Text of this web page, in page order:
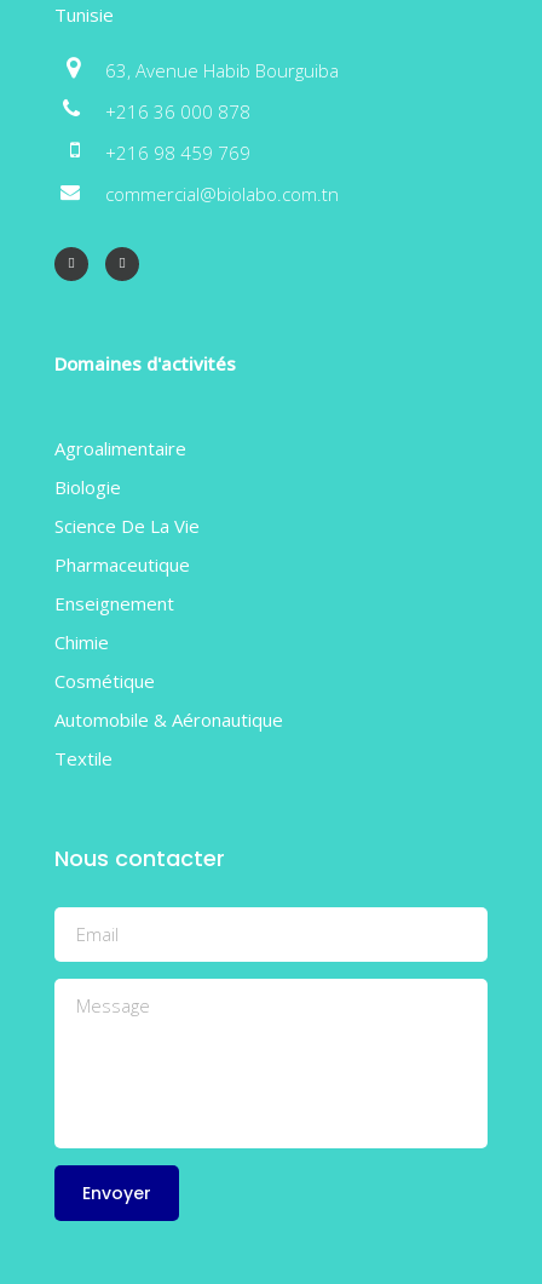
Tunisie
63, Avenue Habib Bourguiba
+216 36 000 878
+216 98 459 769
commercial@biolabo.com.tn
Domaines d'activités
Agroalimentaire
Biologie
Science De La Vie
Pharmaceutique
Enseignement
Chimie
Cosmétique
Automobile & Aéronautique
Textile
Nous contacter